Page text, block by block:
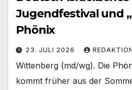
Jugendfestival und
Phönix
23. JULI 2026
Wittenberg (md/wg). Die
kommt früher aus der